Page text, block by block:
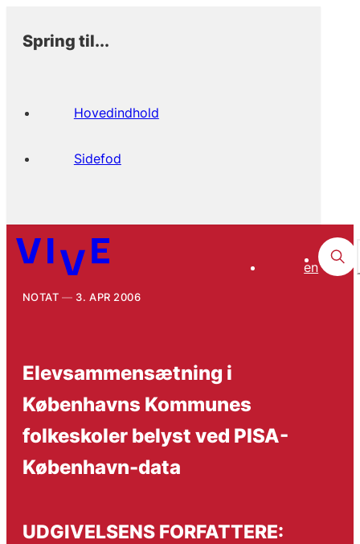
Spring til...
Hovedindhold
Sidefod
en
NOTAT 3. APR 2006
Elevsammensætning i
Københavns Kommunes
folkeskoler belyst ved PISA-
København-data
UDGIVELSENS FORFATTERE: